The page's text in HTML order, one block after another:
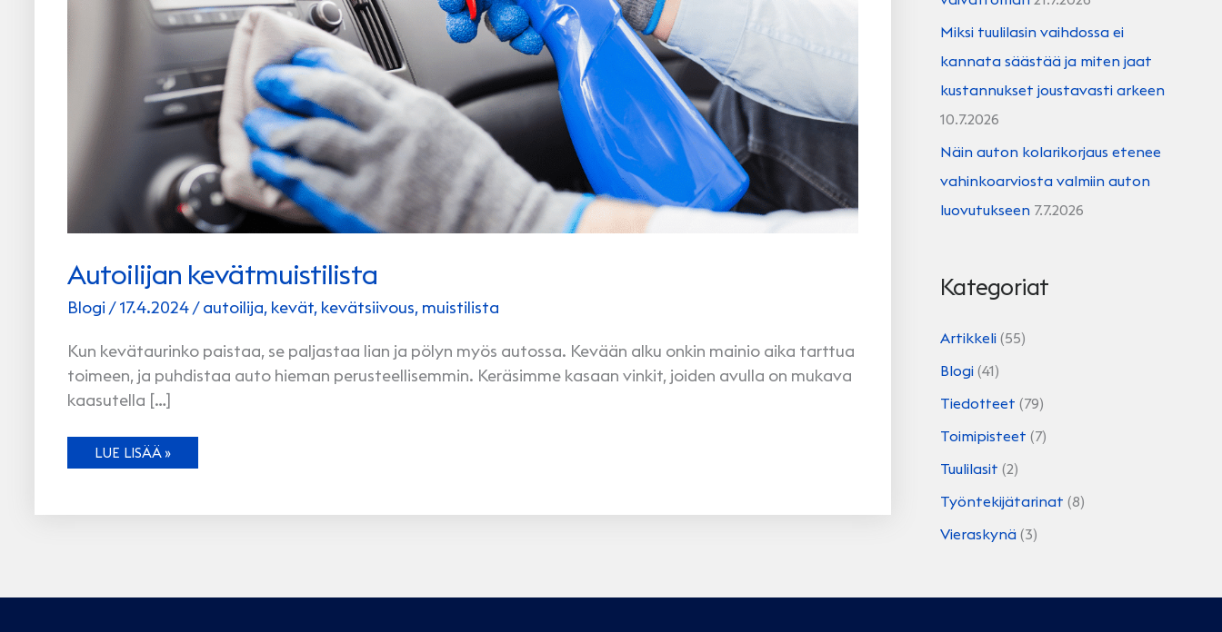
Autoilijan kevätmuistilista
Blogi /17.4.2024/autoilija, kevät, kevätsiivous, muistilista
Kun kevätaurinko paistaa, se paljastaa lian ja pölyn myös autossa. Kevään alku onkin mainio aika tarttua
toimeen, ja puhdistaa auto hieman perusteellisemmin. Keräsimme kasaan vinkit, joiden avulla on mukava
kaasutella […]
AUTOILIJAN
KEVÄTMUISTILISTA
LUE LISÄÄ »
Miksi tuulilasin vaihdossa ei
kannata säästää ja miten jaat
kustannukset joustavasti arkeen
10.7.2026
Näin auton kolarikorjaus etenee
vahinkoarviosta valmiin auton
luovutukseen 7.7.2026
Kategoriat
Artikkeli (55)
Blogi (41)
Tiedotteet (79)
Toimipisteet (7)
Tuulilasit (2)
Työntekijätarinat (8)
Vieraskynä (3)